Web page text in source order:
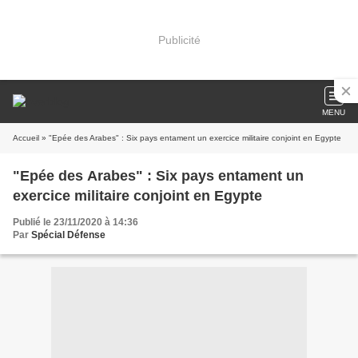
Publicité
MENU
Accueil » "Epée des Arabes" : Six pays entament un exercice militaire conjoint en Egypte
"Epée des Arabes" : Six pays entament un
exercice militaire conjoint en Egypte
Publié le 23/11/2020 à 14:36
Par Spécial Défense